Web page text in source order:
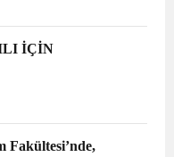
İÇİN
Fakültesi’nde,